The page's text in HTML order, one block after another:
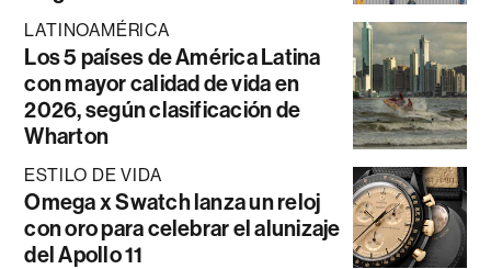
LATINOAMÉRICA
Los 5 países de América Latina
con mayor calidad de vida en
2026, según clasificación de
Wharton
ESTILO DE VIDA
Omega x Swatch lanza un reloj
con oro para celebrar el alunizaje
del Apollo 11